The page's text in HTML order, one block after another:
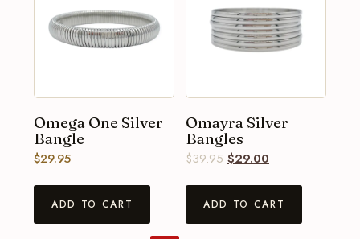
Omega One Silver
Bangle
$29.95
ADD TO CART
Omayra Silver
Bangles
$39.95 $29.00
ADD TO CART